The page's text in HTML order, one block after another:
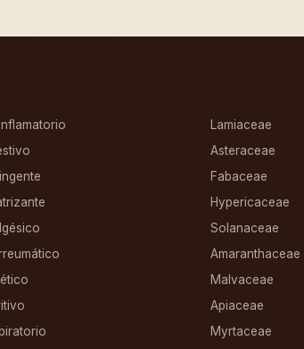
Lamiaceae
Asteraceae
Fabaceae
Hypericaceae
Solanaceae
Amaranthaceae
Malvaceae
Apiaceae
Myrtaceae